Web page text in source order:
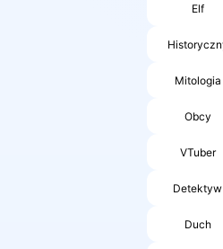
Elf
Mitologia
Obcy
VTuber
Detektyw
Duch